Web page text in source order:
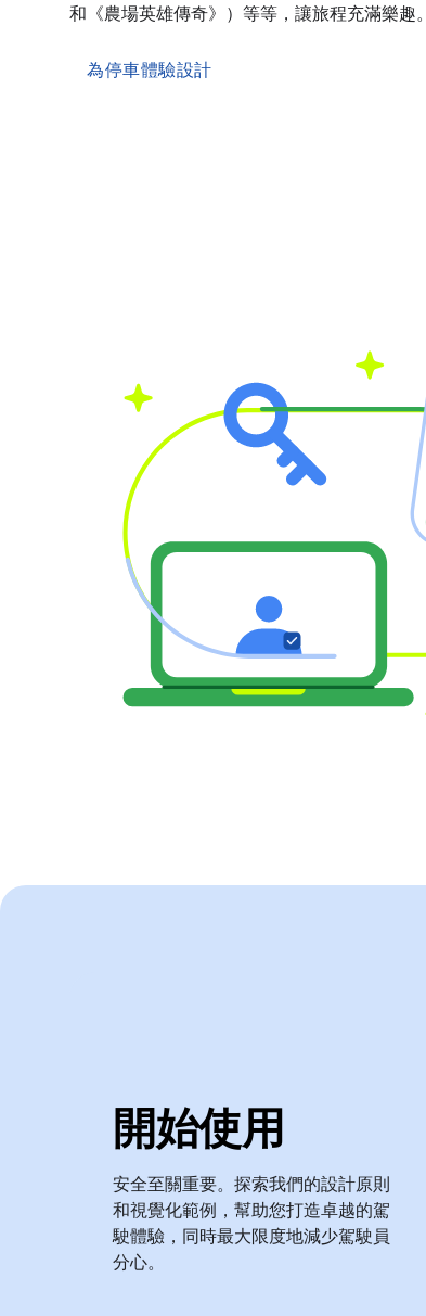
和《農場英雄傳奇》）等等，讓旅程充滿樂趣。
為停車體驗設計
開始使用
安全至關重要。探索我們的設計原則
和視覺化範例，幫助您打造卓越的駕
駛體驗，同時最大限度地減少駕駛員
分心。